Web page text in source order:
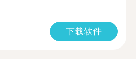
下载软件